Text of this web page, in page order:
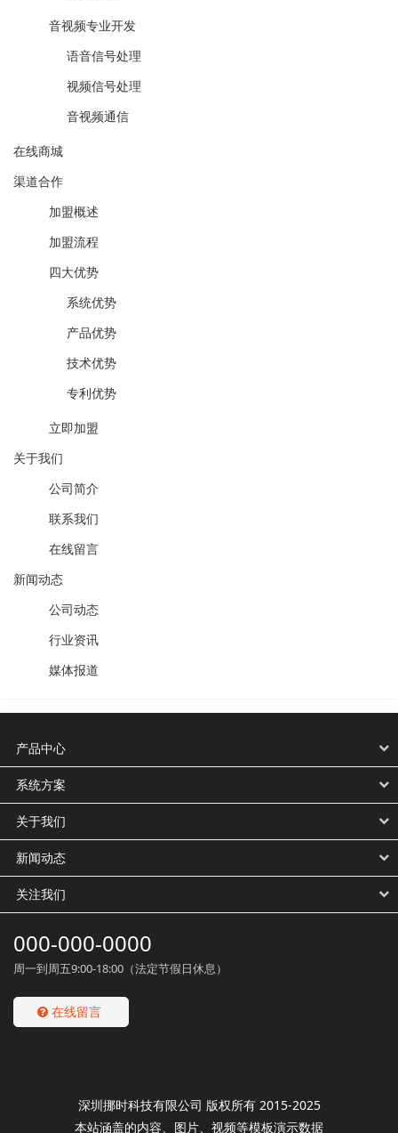
音视频专业开发
语音信号处理
视频信号处理
音视频通信
在线商城
渠道合作
加盟概述
加盟流程
四大优势
系统优势
产品优势
技术优势
专利优势
立即加盟
关于我们
公司简介
联系我们
在线留言
新闻动态
公司动态
行业资讯
媒体报道
产品中心
系统方案
关于我们
新闻动态
关注我们
000-000-0000
周一到周五9:00-18:00（法定节假日休息）
在线留言
深圳挪时科技有限公司 版权所有 2015-2025
本站涵盖的内容、图片、视频等模板演示数据